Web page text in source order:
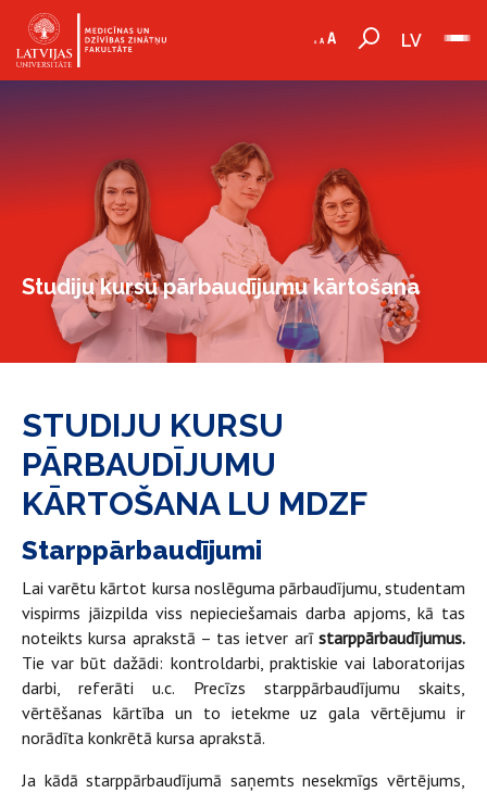
LV
Studiju kursu pārbaudījumu kārtošana
STUDIJU KURSU
PĀRBAUDĪJUMU
KĀRTOŠANA LU MDZF
Starppārbaudījumi
Lai varētu kārtot kursa noslēguma pārbaudījumu, studentam
vispirms jāizpilda viss nepieciešamais darba apjoms, kā tas
noteikts kursa aprakstā – tas ietver arī starppārbaudījumus.
Tie var būt dažādi: kontroldarbi, praktiskie vai laboratorijas
darbi, referāti u.c. Precīzs starppārbaudījumu skaits,
vērtēšanas kārtība un to ietekme uz gala vērtējumu ir
norādīta konkrētā kursa aprakstā.
Ja kādā starppārbaudījumā saņemts nesekmīgs vērtējums,